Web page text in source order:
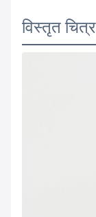
विस्तृत चित्र